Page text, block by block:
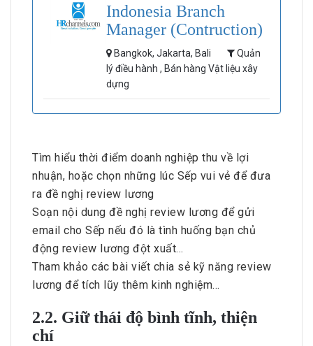
Indonesia Branch
Manager (Contruction)
Bangkok, Jakarta, Bali
Quản
lý điều hành , Bán hàng Vật liệu xây
dựng
Tìm hiểu thời điểm doanh nghiệp thu về lợi
nhuận, hoặc chọn những lúc Sếp vui vẻ để đưa
ra đề nghị review lương
Soạn nội dung đề nghị review lương để gửi
email cho Sếp nếu đó là tình huống bạn chủ
động review lương đột xuất…
Tham khảo các bài viết chia sẻ kỹ năng review
lương để tích lũy thêm kinh nghiệm…
2.2. Giữ thái độ bình tĩnh, thiện
chí